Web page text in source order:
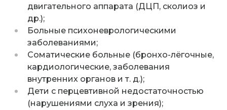
двигательного аппарата (ДЦП, сколиоз и
др.);
Больные психоневрологическими
заболеваниями;
Соматические больные (бронхо-лёгочные,
кардиологические, заболевания
внутренних органов и т. д.);
Дети с перцевтивной недостаточностью
(нарушениями слуха и зрения);